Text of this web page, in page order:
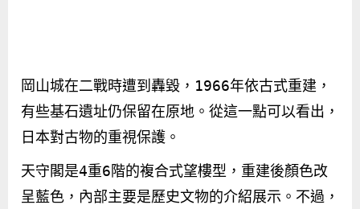
岡山城在二戰時遭到轟毀， 1966年依古式重建，
有些基石遺址仍保留在原地。從這一點可以看出，
日本對古物的重視保護。
天守閣是4重6階的複合式望樓型，重建後顏色改
呈藍色，內部主要是歷史文物的介紹展示。不過，